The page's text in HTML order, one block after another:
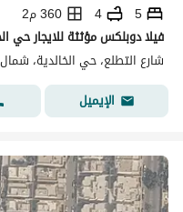
5
4
360 م2
فيلا دوبلكس مؤثثة للايجار حي
شارع التطلع، حي الخالدية،
الإيميل